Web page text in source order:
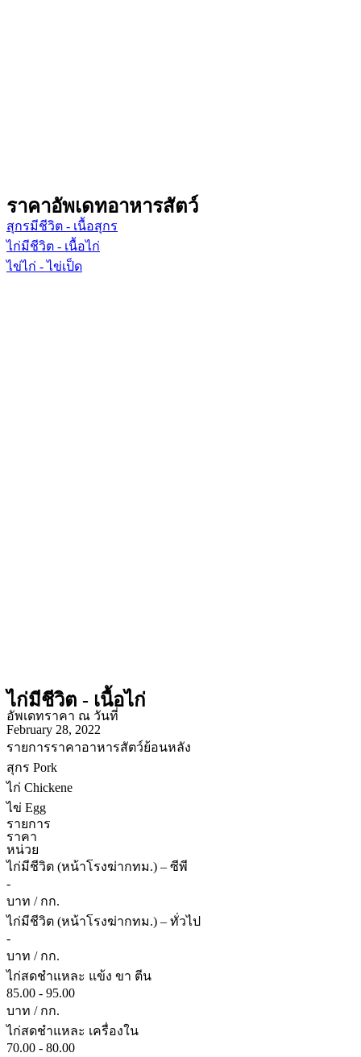
ราคาอัพเดทอาหารสัตว์
สุกรมีชีวิต - เนื้อสุกร
ไก่มีชีวิต - เนื้อไก่
ไข่ไก่ - ไข่เป็ด
ไก่มีชีวิต - เนื้อไก่
อัพเดทราคา ณ วันที่
February 28, 2022
รายการราคาอาหารสัตว์ย้อนหลัง
สุกร Pork
ไก่ Chickene
ไข่ Egg
รายการ
ราคา
หน่วย
ไก่มีชีวิต (หน้าโรงฆ่ากทม.) – ซีพี
-
บาท / กก.
ไก่มีชีวิต (หน้าโรงฆ่ากทม.) – ทั่วไป
-
บาท / กก.
ไก่สดชำแหละ แข้ง ขา ตีน
85.00 - 95.00
บาท / กก.
ไก่สดชำแหละ เครื่องใน
70.00 - 80.00